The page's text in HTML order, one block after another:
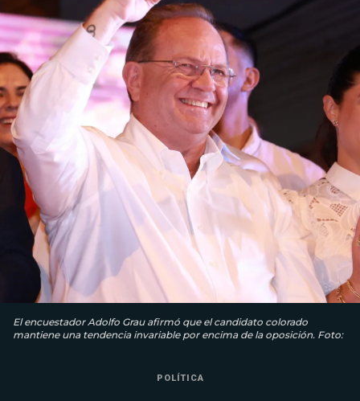
El encuestador Adolfo Grau afirmó que el candidato colorado
mantiene una tendencia invariable por encima de la oposición. Foto:
POLÍTICA